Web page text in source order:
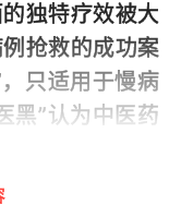
独特疗效被大
抢救的成功案
只适用于慢病
黑”认为中医药
于“安慰剂”效